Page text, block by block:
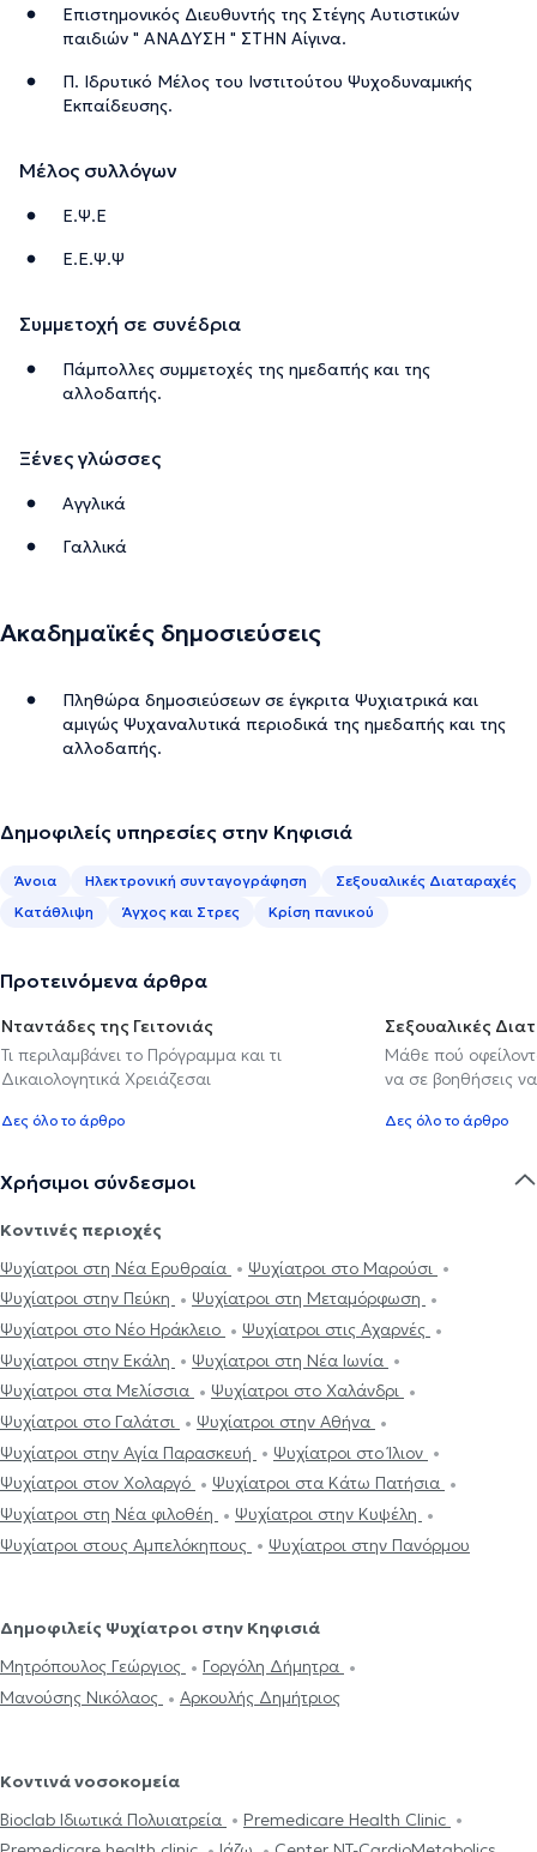
Επιστημονικός Διευθυντής της Στέγης Αυτιστικών
παιδιών " ΑΝΑΔΥΣΗ " ΣΤΗΝ Αίγινα.
Π. Ιδρυτικό Μέλος του Ινστιτούτου Ψυχοδυναμικής
Εκπαίδευσης.
Μέλος συλλόγων
Ε.Ψ.Ε
Ε.Ε.Ψ.Ψ
Συμμετοχή σε συνέδρια
Πάμπολλες συμμετοχές της ημεδαπής και της
αλλοδαπής.
Ξένες γλώσσες
Αγγλικά
Γαλλικά
Ακαδημαϊκές δημοσιεύσεις
Πληθώρα δημοσιεύσεων σε έγκριτα Ψυχιατρικά και
αμιγώς Ψυχαναλυτικά περιοδικά της ημεδαπής και της
αλλοδαπής.
Δημοφιλείς υπηρεσίες στην Κηφισιά
Άνοια Ηλεκτρονική συνταγογράφηση
Σεξουαλικές Διαταραχές
Κατάθλιψη
Άγχος και Στρες Κρίση πανικού
Προτεινόμενα άρθρα
Νταντάδες της Γειτονιάς
Τι περιλαμβάνει το Πρόγραμμα και τι
Δικαιολογητικά Χρειάζεσαι
Δες όλο το άρθρο
Σεξουαλικές
Μάθε πού
να σε βοηθήσεις να
Δες όλο το άρθρο
Χρήσιμοι σύνδεσμοι
Κοντινές περιοχές
Ψυχίατροι στη Νέα Ερυθραία
Ψυχίατροι στο Μαρούσι
Ψυχίατροι στην Πεύκη
Ψυχίατροι στη Μεταμόρφωση
Ψυχίατροι στο Νέο Ηράκλειο
Ψυχίατροι στις Αχαρνές
Ψυχίατροι στην Εκάλη
Ψυχίατροι στη Νέα Ιωνία
Ψυχίατροι στα Μελίσσια
Ψυχίατροι στο Χαλάνδρι
Ψυχίατροι στο Γαλάτσι
Ψυχίατροι στην Αθήνα
Ψυχίατροι στην Αγία Παρασκευή
Ψυχίατροι στο Ίλιον
Ψυχίατροι στον Χολαργό
Ψυχίατροι στα Κάτω Πατήσια
Ψυχίατροι στη Νέα φιλοθέη
Ψυχίατροι στην Κυψέλη
Ψυχίατροι στους Αμπελόκηπους
Ψυχίατροι στην Πανόρμου
Δημοφιλείς Ψυχίατροι στην Κηφισιά
Μητρόπουλος Γεώργιος
Γοργόλη Δήμητρα
Μανούσης Νικόλαος
Αρκουλής Δημήτριος
Κοντινά νοσοκομεία
Bioclab Ιδιωτικά Πολυιατρεία
Premedicare Health Clinic